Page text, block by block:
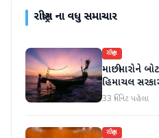
રાષ્ટ્રીયના વધુ સમાચાર
રાષ્ટ્રીય
માછીમારોને
હિમાચલ
સબસિડી આપશે
33 મિનિટ પહેલા
રાષ્ટ્રીય